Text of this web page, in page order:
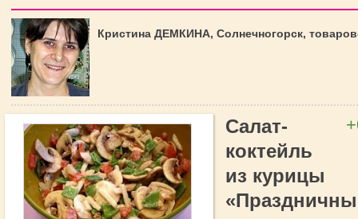
Кристина ДЕМКИНА, Солнечногорск,
Салат-
коктейль
из курицы